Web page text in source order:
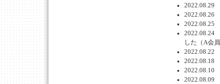
2022.08.29
2022.08.26
2022.08.25
2022.08.24
した（A会
2022.08.22
2022.08.18
2022.08.10
2022.08.09